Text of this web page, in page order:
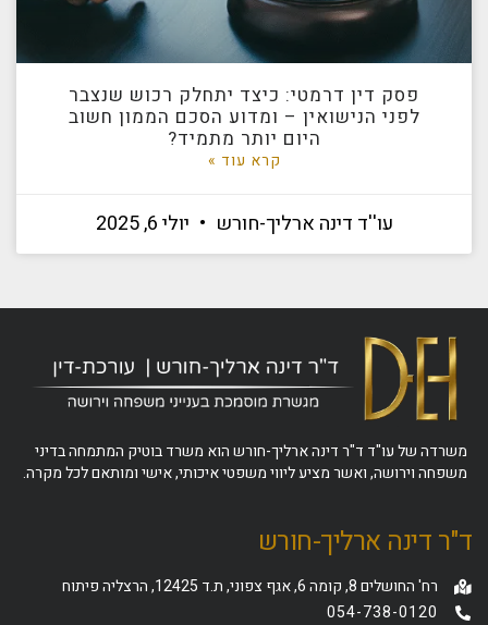
פסק דין דרמטי: כיצד יתחלק רכוש שנצבר
לפני הנישואין – ומדוע הסכם הממון חשוב
היום יותר מתמיד?
קרא עוד »
עו''ד דינה ארליך-חורש יולי 6, 2025
משרדה של עו"ד ד"ר דינה ארליך-חורש הוא משרד בוטיק המתמחה בדיני
משפחה וירושה, ואשר מציע ליווי משפטי איכותי, אישי ומותאם לכל מקרה.
ד"ר דינה ארליך-חורש
רח' החושלים 8, קומה 6, אגף צפוני, ת.ד 12425, הרצליה פיתוח
054-738-0120